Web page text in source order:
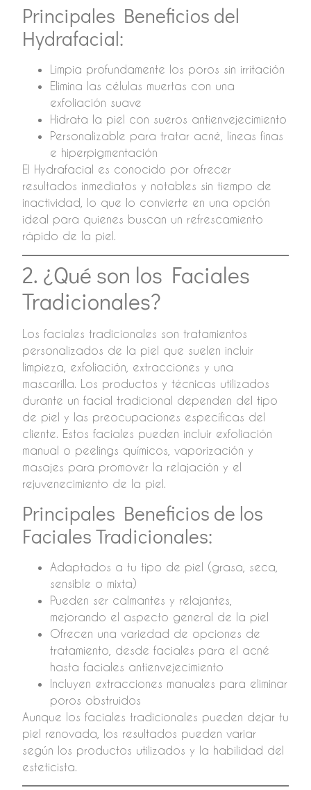
Principales Beneficios del
Hydrafacial:
Limpia profundamente los poros sin irritación
Elimina las células muertas con una
exfoliación suave
Hidrata la piel con sueros antienvejecimiento
Personalizable para tratar acné, líneas finas
e hiperpigmentación
El Hydrafacial es conocido por ofrecer
resultados inmediatos y notables sin tiempo de
inactividad, lo que lo convierte en una opción
ideal para quienes buscan un refrescamiento
rápido de la piel.
2. ¿Qué son los Faciales
Tradicionales?
Los faciales tradicionales son tratamientos
personalizados de la piel que suelen incluir
limpieza, exfoliación, extracciones y una
mascarilla. Los productos y técnicas utilizados
durante un facial tradicional dependen del tipo
de piel y las preocupaciones específicas del
cliente. Estos faciales pueden incluir exfoliación
manual o peelings químicos, vaporización y
masajes para promover la relajación y el
rejuvenecimiento de la piel.
Principales Beneficios de los
Faciales Tradicionales:
Adaptados a tu tipo de piel (grasa, seca,
sensible o mixta)
Pueden ser calmantes y relajantes,
mejorando el aspecto general de la piel
Ofrecen una variedad de opciones de
tratamiento, desde faciales para el acné
hasta faciales antienvejecimiento
Incluyen extracciones manuales para eliminar
poros obstruidos
Aunque los faciales tradicionales pueden dejar tu
piel renovada, los resultados pueden variar
según los productos utilizados y la habilidad del
esteticista.